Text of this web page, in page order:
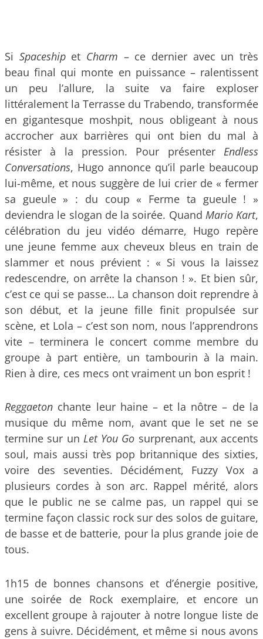
Si Spaceshipet Charm – ce dernier avec un très
beau final qui monte en puissance – ralentissent
un peu l’allure, la suite va faire exploser
littéralement la Terrasse du Trabendo, transformée
en gigantesque moshpit, nous obligeant à nous
accrocher aux barrières qui ont bien du mal à
résister à la pression. Pour présenter Endless
Conversations, Hugo annonce qu’il parle beaucoup
lui-même, et nous suggère de lui crier de « fermer
sa gueule » : du coup « Ferme ta gueule ! »
deviendra le slogan de la soirée. Quand Mario Kart,
célébration du jeu vidéo démarre, Hugo repère
une jeune femme aux cheveux bleus en train de
slammer et nous prévient : « Si vous la laissez
redescendre, on arrête la chanson ! ». Et bien sûr,
c’est ce qui se passe… La chanson doit reprendre à
son début, et la jeune fille finit propulsée sur
scène, et Lola – c’est son nom, nous l’apprendrons
vite – terminera le concert comme membre du
groupe à part entière, un tambourin à la main.
Rien à dire, ces mecs ont vraiment un bon esprit !
Reggaeton chante leur haine – et la nôtre – de la
musique du même nom, avant que le set ne se
termine sur un Let You Go surprenant, aux accents
soul, mais aussi très pop britannique des sixties,
voire des seventies. Décidément, Fuzzy Vox a
plusieurs cordes à son arc. Rappel mérité, alors
que le public ne se calme pas, un rappel qui se
termine façon classic rock sur des solos de guitare,
de basse et de batterie, pour la plus grande joie de
tous.
1h15 de bonnes chansons et d’énergie positive,
une soirée de Rock exemplaire, et encore un
excellent groupe à rajouter à notre longue liste de
gens à suivre. Décidément, et même si nous avons